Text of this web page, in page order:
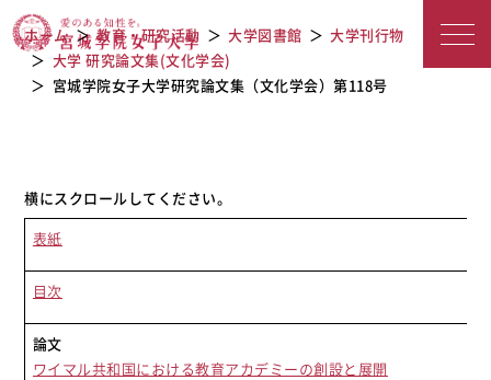
宮城学院女子大学研究論文集（文化学
会）第118号
ホーム 教育・研究活動 大学図書館
大学刊行物
大学 研究論文集(文化学会)
宮城学院女子大学研究論文集（文化学会）第118号
表紙
目次
論文
ワイマル共和国における教育アカデミーの創設と展開